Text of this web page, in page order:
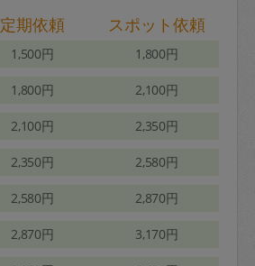
定期依頼 スポット依頼
1,500円 1,800円
1,800円 2,100円
2,100円 2,350円
2,350円 2,580円
2,580円 2,870円
2,870円 3,170円